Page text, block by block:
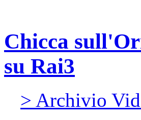
Chicca
su Rai3
> Archivio